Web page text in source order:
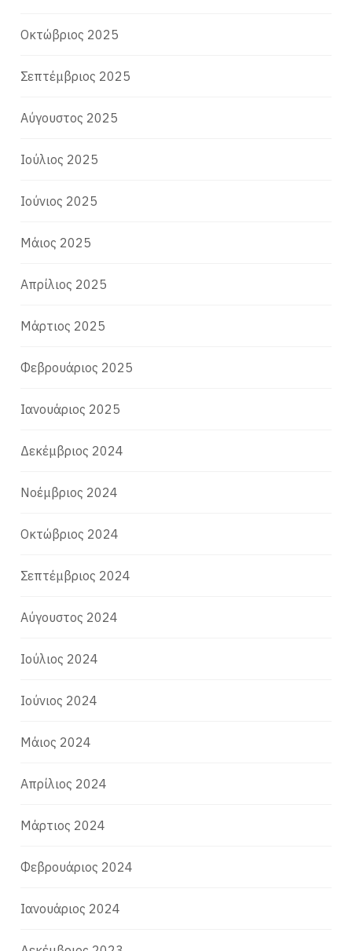
Οκτώβριος 2025
Σεπτέμβριος 2025
Αύγουστος 2025
Ιούλιος 2025
Ιούνιος 2025
Μάιος 2025
Απρίλιος 2025
Μάρτιος 2025
Φεβρουάριος 2025
Ιανουάριος 2025
Δεκέμβριος 2024
Νοέμβριος 2024
Οκτώβριος 2024
Σεπτέμβριος 2024
Αύγουστος 2024
Ιούλιος 2024
Ιούνιος 2024
Μάιος 2024
Απρίλιος 2024
Μάρτιος 2024
Φεβρουάριος 2024
Ιανουάριος 2024